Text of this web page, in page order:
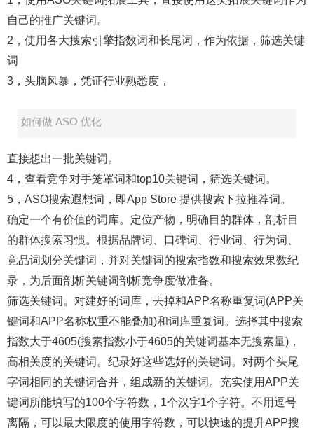
自己的推广关键词。
2，使用各大搜索引擎指数词和长尾词，作为依据，筛选关键
词
3，头脑风暴，凭证行业熟悉度，
如何做 ASO 优化
直接想出一批关键词。
4，查看竞争对手笼罩词和top10关键词，筛选关键词。
5，ASO搜索遐想词，即App Store 提供搜索下拉推荐词。
确定一个有价值的词库。定位产物，明确目的群体，剖析目
的群体搜索习惯。根据品牌词、口碑词、行业词、行为词、
竞品词划分关键词，并对关键词的搜索指数和搜索效果数纪
录，为后面剖析关键词剖析竞争度做准备。
筛选关键词。对建好的词库，去掉和APP名称重复词(APP关
键词和APP名称权重不能叠加)和词库重复词。选择其中搜索
指数大于4605(搜索指数小于4605的关键词基本无搜索量)，
高相关度的关键词。纪录好这些选好的关键词。对两个头尾
字词相同的关键词合并，组成新的关键词。充实使用APP关
键词所能填写的100个字符数，1个汉字1个字符。不用逗号
离隔，可以最大限度的使用字符数，可以快速的提升APP搜